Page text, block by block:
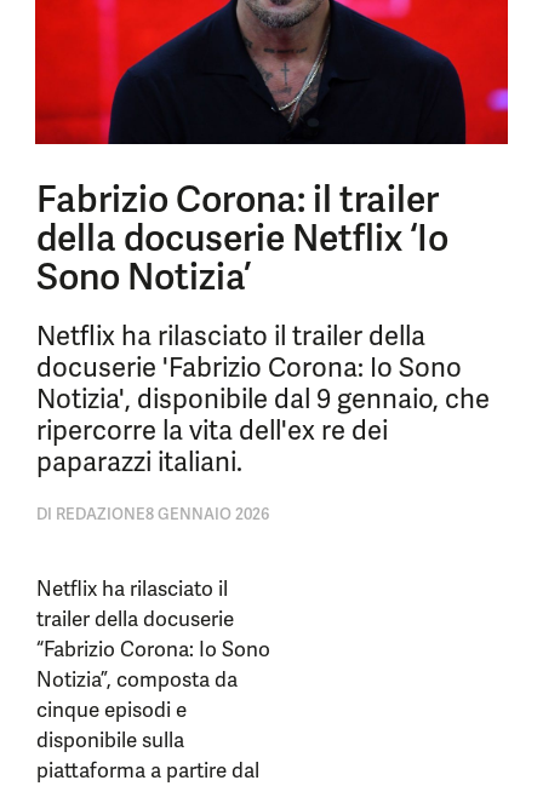
Fabrizio Corona: il trailer
della docuserie Netflix ‘Io
Sono Notizia’
Netflix ha rilasciato il trailer della
docuserie 'Fabrizio Corona: Io Sono
Notizia', disponibile dal 9 gennaio, che
ripercorre la vita dell'ex re dei
paparazzi italiani.
DI REDAZIONE8 GENNAIO 2026
Netflix ha rilasciato il
trailer della docuserie
“Fabrizio Corona: Io Sono
Notizia”, composta da
cinque episodi e
disponibile sulla
piattaforma a partire dal